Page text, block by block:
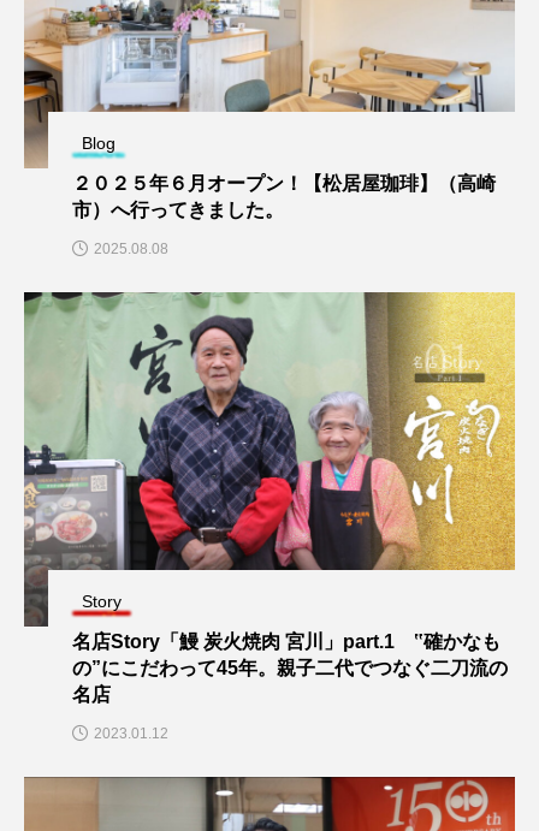
Blog
２０２５年６月オープン！【松居屋珈琲】（高崎
市）へ行ってきました。
2025.08.08
Story
名店Story「鰻 炭火焼肉 宮川」part.1 ‟確かなも
の”にこだわって45年。親子二代でつなぐ二刀流の
名店
2023.01.12